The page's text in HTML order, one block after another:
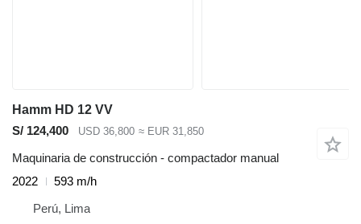
Hamm HD 12 VV
S/ 124,400
USD 36,800 ≈ EUR 31,850
Maquinaria de construcción - compactador manual
2022
593 m/h
Perú, Lima